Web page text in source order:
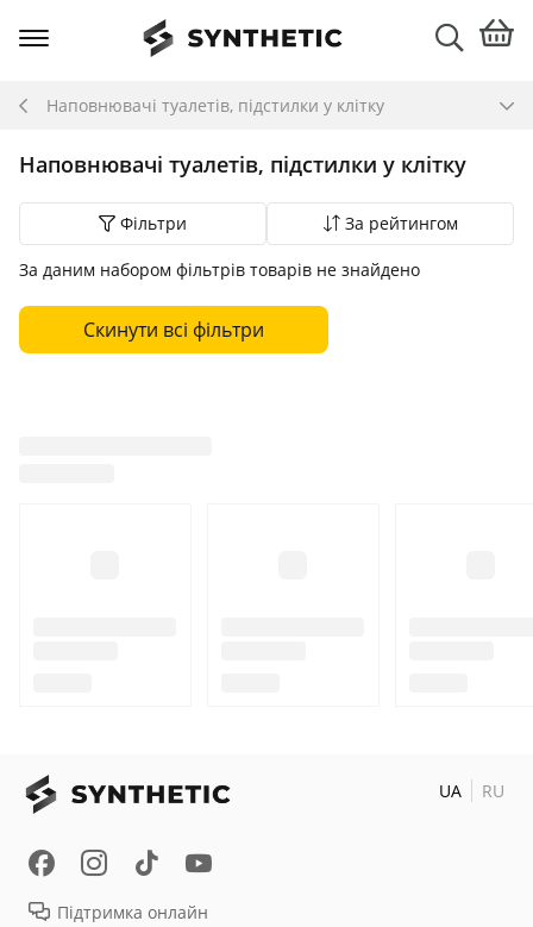
Наповнювачі туалетів, підстилки у клітку
Наповнювачі туалетів, підстилки у клітку
Фільтри За рейтингом
За даним набором фільтрів товарів не знайдено
Скинути всі фільтри
Підтримка онлайн
UA RU